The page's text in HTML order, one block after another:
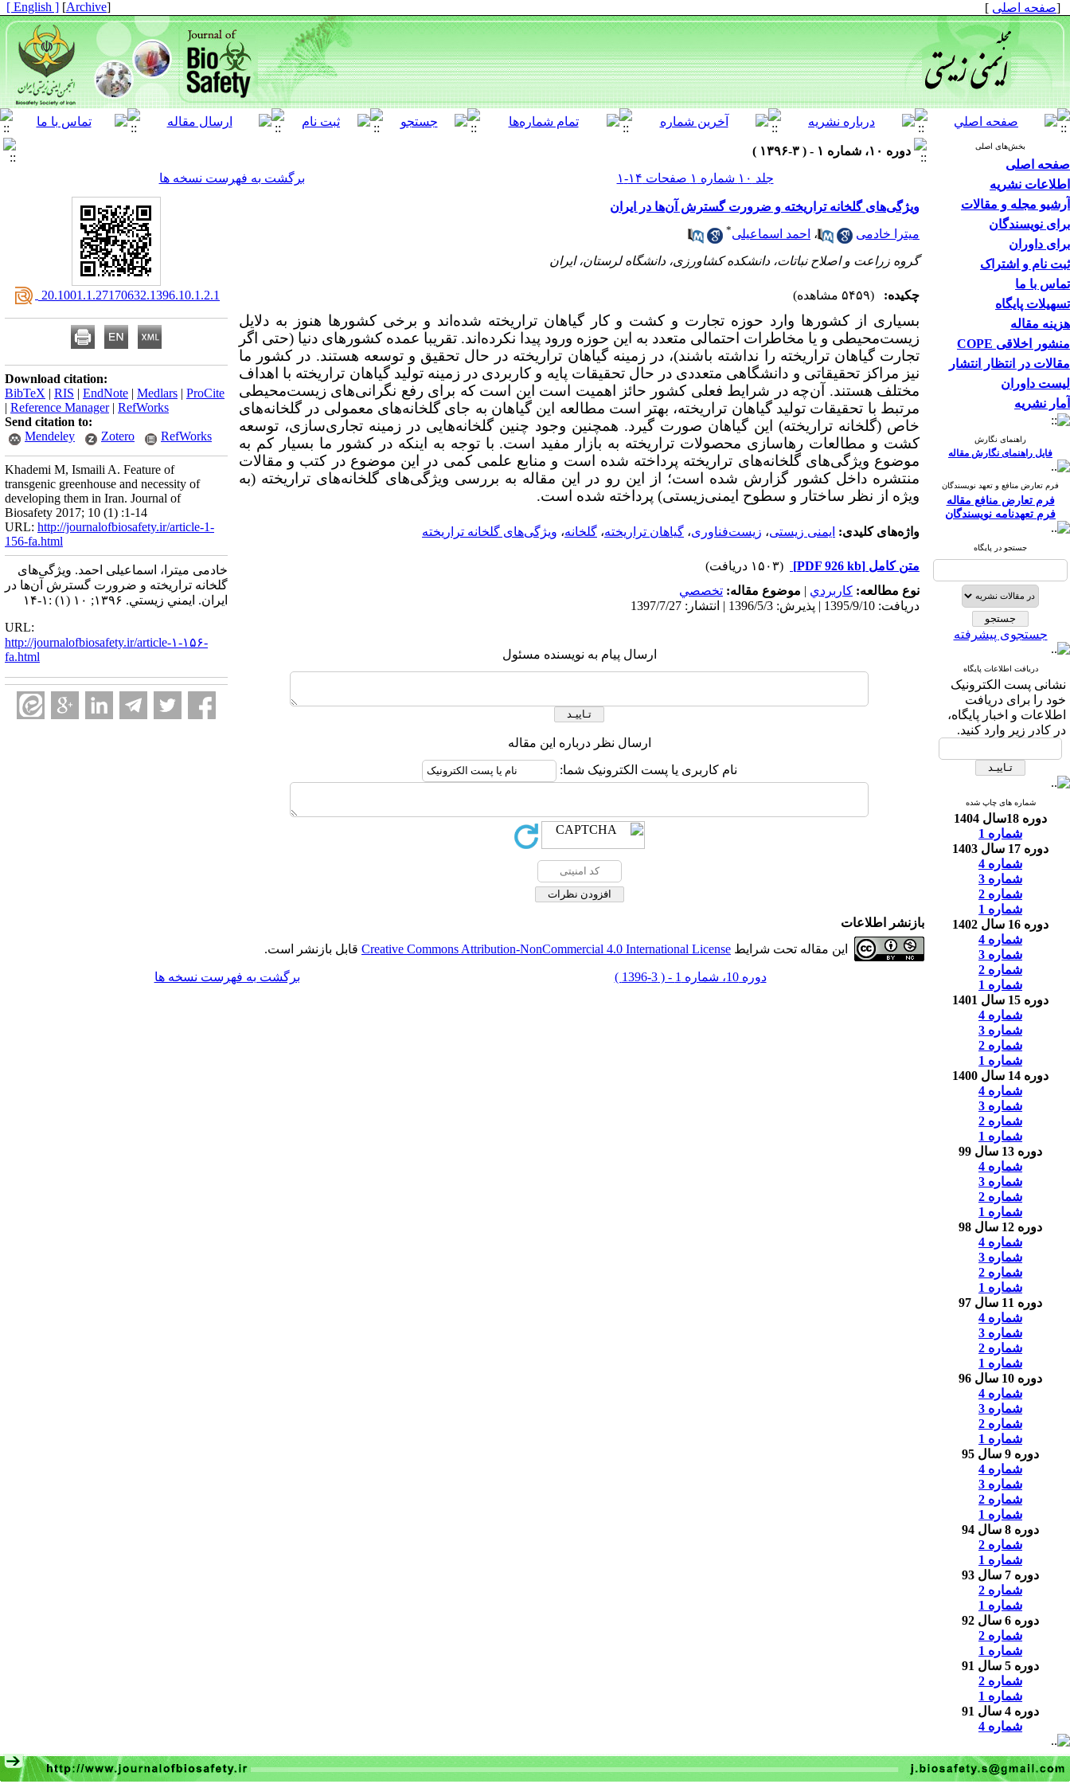
[صفحه اصلی ]
[
Archive
]
[ English ]
بخش‌های اصلی
صفحه اصلی
اطلاعات نشریه
آرشیو مجله و مقالات
برای نویسندگان
برای داوران
ثبت نام و اشتراک
تماس با ما
تسهیلات پایگاه
هزینه مقاله
منشور اخلاقی COPE
مقالات در انتظار انتشار
لیست داوران
آمار نشریه
راهنمای نگارش
فایل راهنمای نگارش مقاله
فرم تعارض منافع و تعهد نویسندگان
فرم تعارض منافع مقاله
فرم تعهدنامه نویسندگان
جستجو در پایگاه
جستجوی پیشرفته
دریافت اطلاعات پایگاه
نشانی پست الکترونیک
خود را برای دریافت
اطلاعات و اخبار پایگاه،
در کادر زیر وارد کنید.
شماره های چاپ شده
دوره 18سال 1404
شماره 1
دوره 17 سال 1403
شماره 4
شماره 3
شماره 2
شماره 1
دوره 16 سال 1402
شماره 4
شماره 3
شماره 2
شماره 1
دوره 15 سال 1401
شماره 4
شماره 3
شماره 2
شماره 1
دوره 14 سال 1400
شماره 4
شماره 3
شماره 2
شماره 1
دوره 13 سال 99
شماره 4
شماره 3
شماره 2
شماره 1
دوره 12 سال 98
شماره 4
شماره 3
شماره 2
شماره 1
دوره 11 سال 97
شماره 4
شماره 3
شماره 2
شماره 1
دوره 10 سال 96
شماره 4
شماره 3
شماره 2
شماره 1
دوره 9 سال 95
شماره 4
شماره 3
شماره 2
شماره 1
دوره 8 سال 94
شماره 2
شماره 1
دوره 7 سال 93
شماره 2
شماره 1
دوره 6 سال 92
شماره 2
شماره 1
دوره 5 سال 91
شماره 2
شماره 1
دوره 4 سال 91
شماره 4
دوره ۱۰، شماره ۱ - ( ۳-۱۳۹۶ )
جلد ۱۰ شماره ۱ صفحات ۱۴-۱
برگشت به فهرست نسخه ها
ویژگی‌های گلخانه تراریخته و ضرورت گسترش آن‌ها در ایران
میترا خادمی ، احمد اسماعیلی*
گروه زراعت و اصلاح نباتات، دانشکده کشاورزی، دانشگاه لرستان، ایران
چکیده: (۵۴۵۹ مشاهده)
بسیاری از کشور­ها وارد حوزه تجارت و کشت و کار گیاهان تراریخته شده­‌اند و برخی کشور­ها هنوز به دلایل
زیست‌­محیطی و یا مخاطرات احتمالی متعدد به این حوزه ورود پیدا نکرده­‌اند. تقریبا عمده کشور­های دنیا (حتی اگر
تجارت گیاهان تراریخته را نداشته باشند)، در زمینه گیاهان تراریخته در حال تحقیق و توسعه هستند. در کشور ما
نیز مراکز تحقیقاتی و دانشگاهی متعددی در حال تحقیقات پایه و کاربردی در زمینه تولید گیاهان تراریخته با اهداف
مختلف هستند. آن‌چه در شرایط فعلی کشور حائز اهمیت است این است که برای رفع نگرانی‌های زیست‌محیطی
مرتبط با تحقیقات تولید گیاهان تراریخته، بهتر است مطالعه این گیاهان به جای گلخانه‌­های معمولی در گلخانه‌های
خاص (گلخانه تراریخته) این گیاهان صورت گیرد. همچنین وجود چنین گلخانه‌هایی در زمینه تجاری‌سازی، توسعه
کشت و مطالعات رهاسازی محصولات تراریخته به بازار مفید است. با توجه به اینکه در کشور ما بسیار کم به
موضوع ویژگی‌های گلخانه‌های تراریخته پرداخته شده است و منابع علمی کمی در این موضوع در کتب و مقالات
منتشره داخل کشور گزارش شده است؛ از این رو در این مقاله به بررسی ویژگی‌های گلخانه‌های تراریخته (به
ویژه از نظر ساختار و سطوح ایمنیزیستی) پرداخته شده است.
واژه‌های کلیدی: ایمنی زیستی، زیست‌فناوری، گیاهان تراریخته، گلخانه، ویژگی‌های گلخانه تراریخته
متن کامل [PDF 926 kb]
(۱۵۰۳ دریافت)
نوع مطالعه: كاربردي | موضوع مقاله: تخصصي
دریافت: 1395/9/10 | پذیرش: 1396/5/3 | انتشار: 1397/7/27
ارسال پیام به نویسنده مسئول
ارسال نظر درباره این مقاله
نام کاربری یا پست الکترونیک شما:
‎ 20.1001.1.27170632.1396.10.1.2.1
Download citation:
BibTeX | RIS | EndNote | Medlars | ProCite
| Reference Manager| RefWorks
Send citation to:
Mendeley
Zotero RefWorks
Khademi M, Ismaili A. Feature of
transgenic greenhouse and necessity of
developing them in Iran. Journal of
Biosafety 2017; 10 (1) :1-14
URL: http://journalofbiosafety.ir/article-1-
156-fa.html
خادمی میترا، اسماعیلی احمد. ویژگی‌های
گلخانه تراریخته و ضرورت گسترش آن‌ها در
ایران. ايمني زيستي. ۱۳۹۶; ۱۰ (۱) :۱-۱۴
URL:
http://journalofbiosafety.ir/article-۱-۱۵۶-
fa.html
بازنشر اطلاعات
این مقاله تحت شرایط Creative Commons Attribution-NonCommercial 4.0 International License قابل بازنشر است.
دوره 10، شماره 1 - ( 3-1396 ) برگشت به فهرست نسخه ها